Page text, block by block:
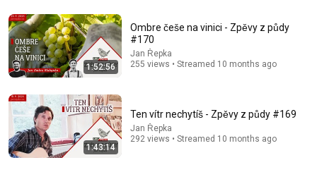
Bill Maher Says There’s No Proof for God... Then THIS
Happens
1:52:56
Ombre češe na vinici - Zpěvy z půdy
#170
Jan Řepka
255 views • Streamed 10 months ago
1:43:14
Ten vítr nechytíš - Zpěvy z půdy #169
Jan Řepka
292 views • Streamed 10 months ago